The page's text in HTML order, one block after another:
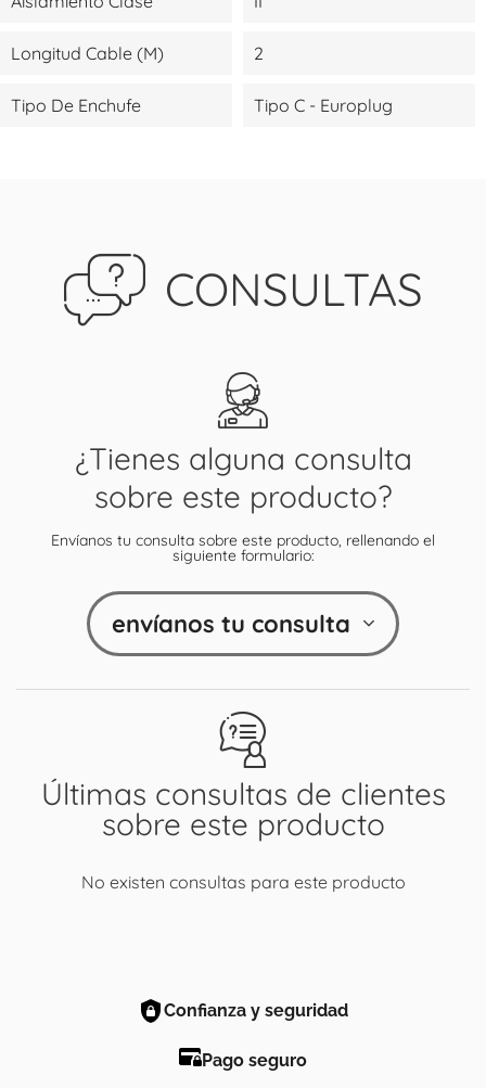
Longitud Cable (m) 2
Tipo De Enchufe Tipo C - Europlug
CONSULTAS
Últimas consultas de clientes
sobre este producto
No existen consultas para este producto
¿Tienes alguna consulta
sobre este producto?
Envíanos tu consulta sobre este producto, rellenando el
siguiente formulario:
envíanos tu consulta
Confianza y seguridad
Pago seguro